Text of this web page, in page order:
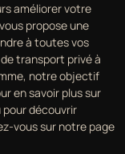
améliorer votre
propose une
à toutes vos
transport privé à
notre objectif
en savoir plus sur
découvrir
vous sur notre page